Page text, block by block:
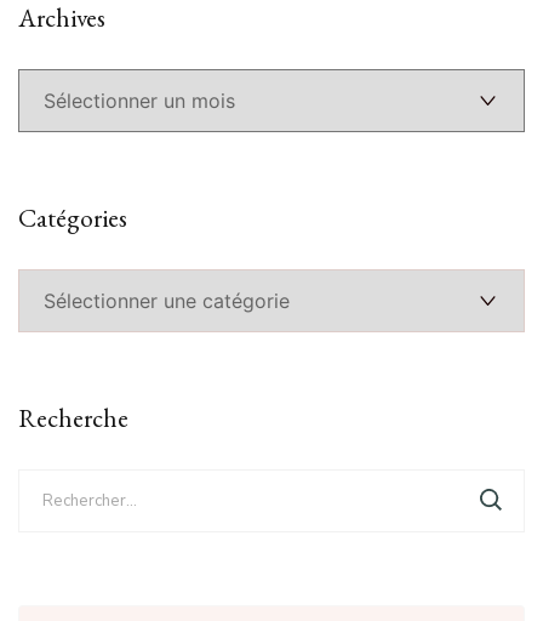
Archives
Catégories
Recherche